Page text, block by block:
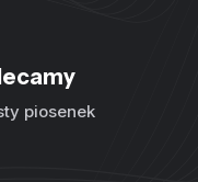
piosenek